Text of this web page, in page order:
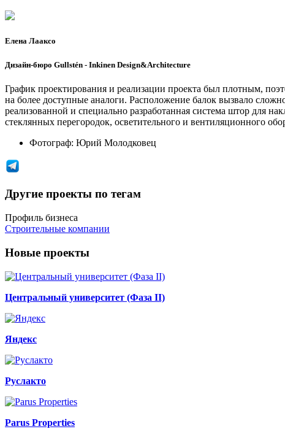
Елена Лааксо
Дизайн-бюро Gullstén - Inkinen Design&Architecture
График проектирования и реализации проекта был плотным,
на более доступные аналоги. Расположение балок вызвало
реализованной и специально разработанная система штор для
стеклянных перегородок, осветительного и вентиляционного
Фотограф: Юрий Молодковец
Другие проекты по тегам
Профиль бизнеса
Строительные компании
Новые проекты
Центральный университет (Фаза II)
Яндекс
Руслакто
Parus Properties